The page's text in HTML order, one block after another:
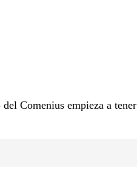
Comenius empieza a tener